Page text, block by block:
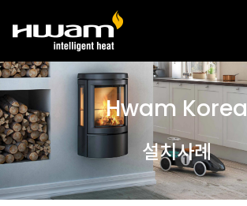
Hwam Korea
설치사례